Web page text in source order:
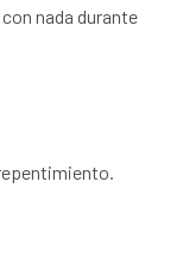
nada durante